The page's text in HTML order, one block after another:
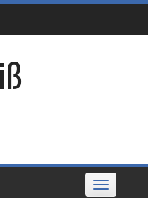
Toggle
navigation